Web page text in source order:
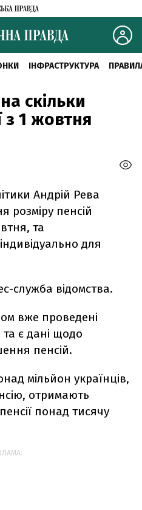
ІНФРАСТРУКТУРА
скільки
з 1 жовтня
Андрій Рева
розміру пенсій
та
для
служба відомства.
вже проведені
є дані щодо
пенсій.
мільйон українців,
отримають
понад тисячу